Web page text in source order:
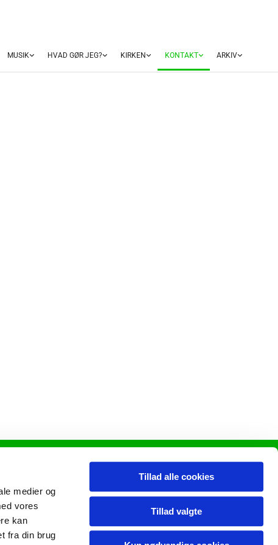
medier og
vores
kan
fra din brug
Tillad alle cookies
Tillad valgte
MUSIK HVAD GØR JEG? KIRKEN KONTAKT ARKIV